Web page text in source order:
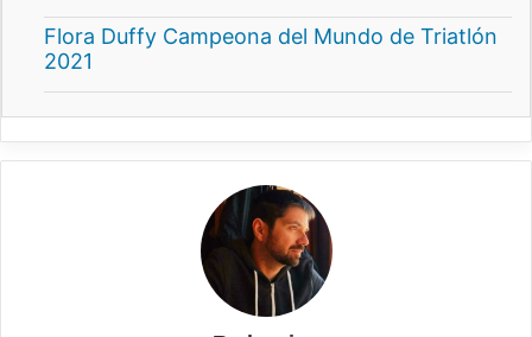
Flora Duffy Campeona del Mundo de Triatlón
2021